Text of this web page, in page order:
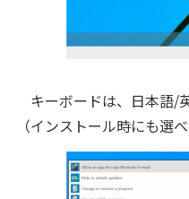
キーボードは、日本語/
（インストール時にも選べ